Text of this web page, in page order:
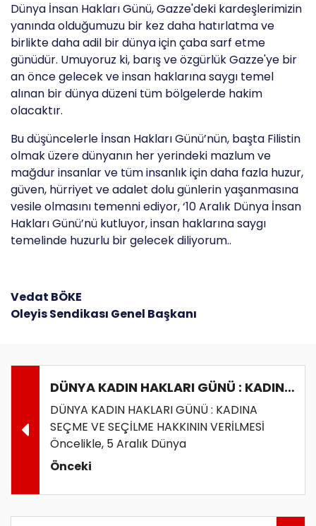
Dünya İnsan Hakları Günü, Gazze'deki kardeşlerimizin
yanında olduğumuzu bir kez daha hatırlatma ve
birlikte daha adil bir dünya için çaba sarf etme
günüdür. Umuyoruz ki, barış ve özgürlük Gazze'ye bir
an önce gelecek ve insan haklarına saygı temel
alınan bir dünya düzeni tüm bölgelerde hakim
olacaktır.
Bu düşüncelerle İnsan Hakları Günü’nün, başta Filistin
olmak üzere dünyanın her yerindeki mazlum ve
mağdur insanlar ve tüm insanlık için daha fazla huzur,
güven, hürriyet ve adalet dolu günlerin yaşanmasına
vesile olmasını temenni ediyor, ‘10 Aralık Dünya İnsan
Hakları Günü’nü kutluyor, insan haklarına saygı
temelinde huzurlu bir gelecek diliyorum..
Vedat BÖKE
Oleyis Sendikası Genel Başkanı
DÜNYA KADIN HAKLARI GÜNÜ : KADINA SEÇME VE SEÇİLME HAKKININ VERİLMESİ
DÜNYA KADIN HAKLARI GÜNÜ : KADINA
SEÇME VE SEÇİLME HAKKININ VERİLMESİ
Öncelikle, 5 Aralık Dünya
Önceki